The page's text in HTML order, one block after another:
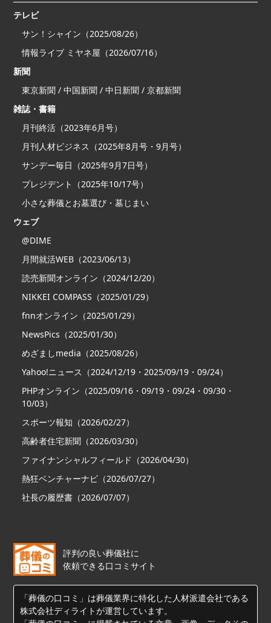
テレビ
サン！シャイン（2025/08/26）
情報ライブ ミヤネ屋（2026/07/16）
新聞
東京新聞 / 中国新聞 / 中日新聞 / 京都新聞
雑誌・書籍
月刊終活（2023年6月号）
月刊人材ビジネス（2025年8月号・9月号）
サンデー毎日（2025年9月7日号）
プレジデント（2025年10/17号）
小さな葬儀とお墓選び・墓じまい
ウェブ
@DIME
月間就活WEB（2023/06/13）
読売新聞オンライン（2024/12/20）
NIKKEI COMPASS（2025/01/29）
fnnオンライン（2025/01/29）
NewsPics（2025/01/30）
めざましmedia（2025/08/26）
Yahoo!ニュース（2024/12/19・2025/09/19・09/24）
PHPオンライン（2025/09/16・09/19・09/24・09/30・
10/03）
スポーツ報知（2026/02/27）
高齢者住宅新聞（2026/03/30）
ファイナンシャルフィールド（2026/04/30）
熱狂ベンチャーナビ（2026/07/27）
社長の履歴書（2026/07/07）
評判の良い葬儀社に
依頼できる口コミサイト
「葬儀の口コミ」は葬儀業界に特化した人材派遣会社である
株式会社ディライトが運営しています。